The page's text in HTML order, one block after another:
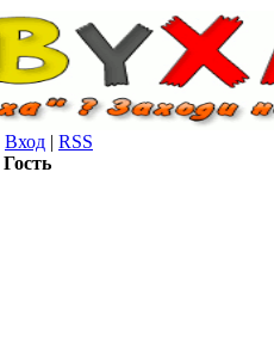
Вход | RSS
Гость